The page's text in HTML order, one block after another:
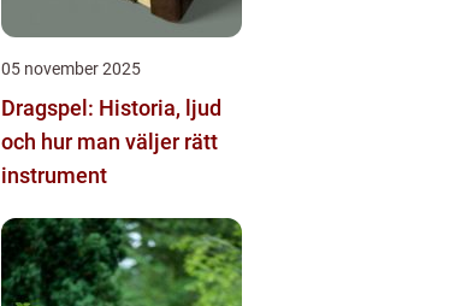
05 november 2025
Dragspel: Historia, ljud
och hur man väljer rätt
instrument